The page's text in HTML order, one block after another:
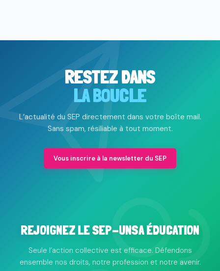
RESTEZ DANS
LA BOUCLE
L’actualité du SEP directement dans votre boîte mail.
Sans spam, résiliable à tout moment.
Vous inscrire à la newsletter du SEP
REJOIGNEZ LE SEP-UNSA ÉDUCATION
Seule l’action collective est efficace. Défendons
ensemble nos droits, notre profession et notre avenir.